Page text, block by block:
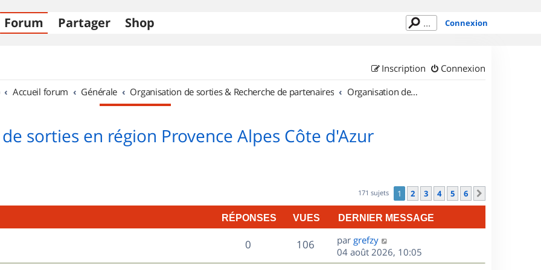
Forum Partager Shop Connexion
Connexion
Inscription
Accueil forum Générale Organisation de sorties & Recherche de partenaires Organisation de sorties en région Provence Alpes Côte d'Azur
sorties en région Provence Alpes Côte d'Azur
171 sujets 1 2 3 4 5 6
RÉPONSES VUES DERNIER MESSAGE
0R
é
106V
u
D
e
r
par grefzy
04 août 2026, 10:05